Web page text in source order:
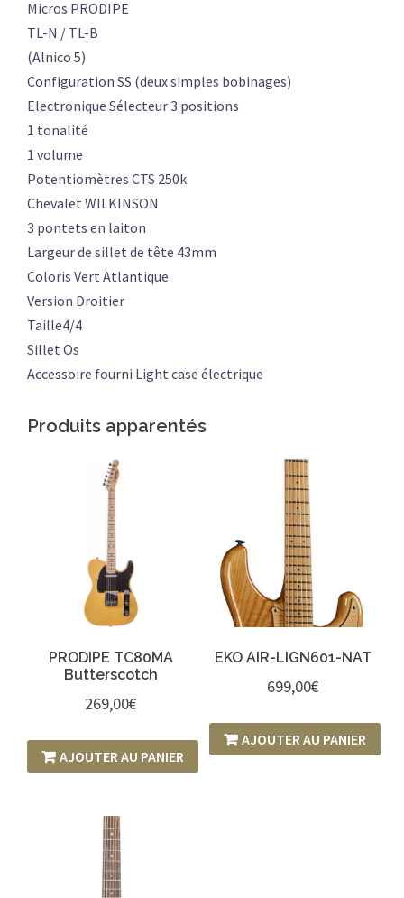
Micros PRODIPE
TL-N / TL-B
(Alnico 5)
Configuration SS (deux simples bobinages)
Electronique Sélecteur 3 positions
1 tonalité
1 volume
Potentiomètres CTS 250k
Chevalet WILKINSON
3 pontets en laiton
Largeur de sillet de tête 43mm
Coloris Vert Atlantique
Version Droitier
Taille4/4
Sillet Os
Accessoire fourni Light case électrique
Produits apparentés
PRODIPE TC80MA
Butterscotch
269,00€
AJOUTER AU PANIER
EKO AIR-LIGN601-NAT
699,00€
AJOUTER AU PANIER